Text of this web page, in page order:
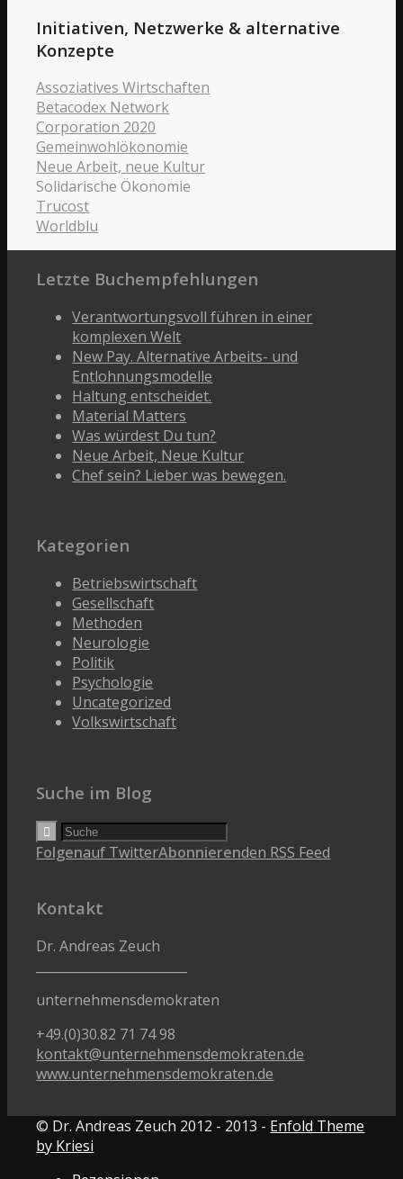
Initiativen, Netzwerke & alternative
Konzepte
Assoziatives Wirtschaften
Betacodex Network
Corporation 2020
Gemeinwohlökonomie
Neue Arbeit, neue Kultur
Solidarische Ökonomie
Trucost
Worldblu
Letzte Buchempfehlungen
Verantwortungsvoll führen in einer
komplexen Welt
New Pay. Alternative Arbeits- und
Entlohnungsmodelle
Haltung entscheidet.
Material Matters
Was würdest Du tun?
Neue Arbeit, Neue Kultur
Chef sein? Lieber was bewegen.
Kategorien
Betriebswirtschaft
Gesellschaft
Methoden
Neurologie
Politik
Psychologie
Uncategorized
Volkswirtschaft
Suche im Blog
Folgenauf TwitterAbonnierenden RSS Feed
Kontakt
Dr. Andreas Zeuch
unternehmensdemokraten
+49.(0)30.82 71 74 98
kontakt@unternehmensdemokraten.de
www.unternehmensdemokraten.de
© Dr. Andreas Zeuch 2012 - 2013 - Enfold Theme
by Kriesi